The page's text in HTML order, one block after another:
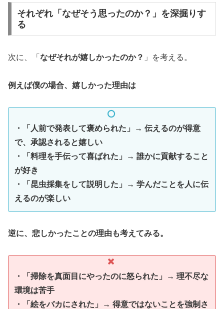
それぞれ「なぜそう思ったのか？」を深掘りす
る
次に、「 なぜそれが嬉しかったのか？ 」を考える。
例えば僕の場合、嬉しかった理由は
・「人前で発表して褒められた」→ 伝えるのが得意
で、承認されると嬉しい
・「料理を手伝って喜ばれた」→ 誰かに貢献すること
が好き
・「昆虫採集をして説明した」→ 学んだことを人に伝
えるのが楽しい
逆に、悲しかったことの理由も考えてみる。
・「掃除を真面目にやったのに怒られた」→ 理不尽な
環境は苦手
・「絵をバカにされた」→ 得意ではないことを強制さ